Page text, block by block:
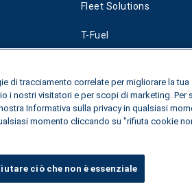
Fleet Solutions
T-Fuel
di tracciamento correlate per migliorare la tua
i nostri visitatori e per scopi di marketing. Per
Informativa sulla privacy in qualsiasi
momento cliccando su "rifiuta cookie
ciò che non è essenziale